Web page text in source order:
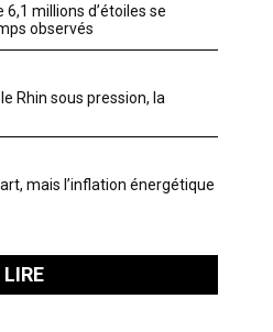
6,1 millions d’étoiles se
observés
Rhin sous pression, la
mais l’inflation énergétique